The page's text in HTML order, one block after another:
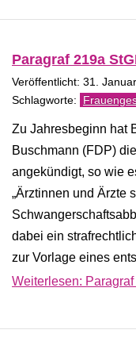
Paragraf 219a
Veröffentlicht: 31.
Zu Jahresbeginn hat
Buschmann (FDP)
angekündigt, so wie
„Ärztinnen und Ärzte
dabei ein
zur Vorlage eines
Weiterlesen: